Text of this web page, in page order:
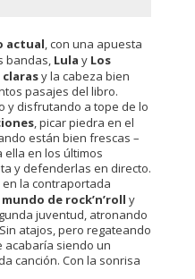
actual, con una apuesta
bandas, Lula y Los
y la cabeza bien
pasajes del libro.
y disfrutando a tope de lo
, picar piedra en el
están bien frescas –
en los últimos
y defenderlas en directo.
en la contraportada
de rock’n’roll y
juventud, atronando
atajos, pero regateando
acabaría siendo un
canción. Con la sonrisa